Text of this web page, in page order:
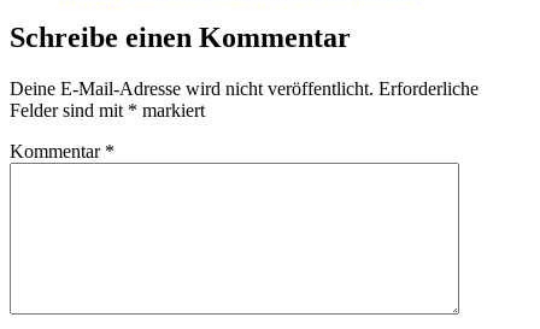
Schreibe einen Kommentar
Deine E-Mail-Adresse wird nicht veröffentlicht. Erforderliche
Felder sind mit * markiert
Kommentar *